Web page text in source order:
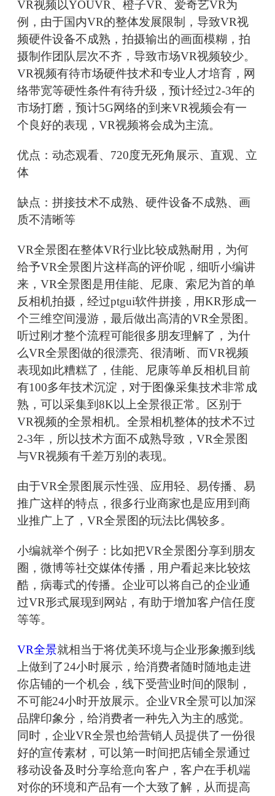
VR视频以YOUVR、橙子VR、爱奇艺VR为
例，由于国内VR的整体发展限制，导致VR视
频硬件设备不成熟，拍摄输出的画面模糊，拍
摄制作团队层次不齐，导致市场VR视频较少。
VR视频有待市场硬件技术和专业人才培育，网
络带宽等硬性条件有待升级，预计经过2-3年的
市场打磨，预计5G网络的到来VR视频会有一
个良好的表现，VR视频将会成为主流。
优点：动态观看、720度无死角展示、直观、立
体
缺点：拼接技术不成熟、硬件设备不成熟、画
质不清晰等
VR全景图在整体VR行业比较成熟耐用，为何
给予VR全景图片这样高的评价呢，细听小编讲
来，VR全景图是用佳能、尼康、索尼为首的单
反相机拍摄，经过ptgui软件拼接，用KR形成一
个三维空间漫游，最后做出高清的VR全景图。
听过刚才整个流程可能很多朋友理解了，为什
么VR全景图做的很漂亮、很清晰、而VR视频
表现如此糟糕了，佳能、尼康等单反相机目前
有100多年技术沉淀，对于图像采集技术非常成
熟，可以采集到8K以上全景很正常。区别于
VR视频的全景相机。全景相机整体的技术不过
2-3年，所以技术方面不成熟导致，VR全景图
与VR视频有千差万别的表现。
由于VR全景图展示性强、应用轻、易传播、易
推广这样的特点，很多行业商家也是应用到商
业推广上了，VR全景图的玩法比偶较多。
小编就举个例子：比如把VR全景图分享到朋友
圈，微博等社交媒体传播，用户看起来比较炫
酷，病毒式的传播。企业可以将自己的企业通
过VR形式展现到网站，有助于增加客户信任度
等等。
VR全景就相当于将优美环境与企业形象搬到线
上做到了24小时展示，给消费者随时随地走进
你店铺的一个机会，线下受营业时间的限制，
不可能24小时开放展示。企业VR全景可以加深
品牌印象分，给消费者一种先入为主的感觉。
同时，企业VR全景也给营销人员提供了一份很
好的宣传素材，可以第一时间把店铺全景通过
移动设备及时分享给意向客户，客户在手机端
对你的环境和产品有一个大致了解，从而提高